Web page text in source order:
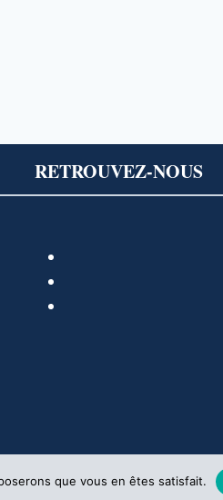
RETROUVEZ-NOUS
que vous en êtes satisfait.